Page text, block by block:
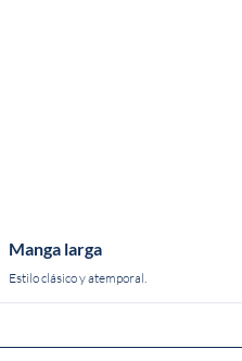
Manga larga
Estilo clásico y atemporal.